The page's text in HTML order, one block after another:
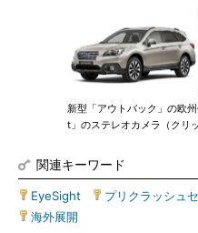
新型「アウトバック」の欧
t」のステレオカメラ（クリ
関連キーワード
EyeSight プリクラッシュ
海外展開